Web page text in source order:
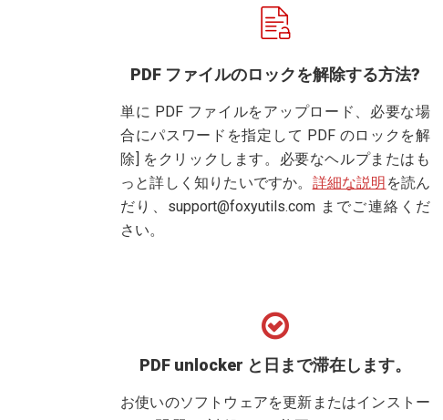
PDF ファイルのロックを解除する方法?
単に PDF ファイルをアップロード、必要な場
合にパスワードを指定して PDF のロックを解
除] をクリックします。必要なヘルプまたはも
っと詳しく知りたいですか。 詳細な説明 を読ん
だり、 support@foxyutils.com までご連絡くだ
さい。
PDF unlocker と日まで滞在します。
お使いのソフトウェアを更新またはインストー